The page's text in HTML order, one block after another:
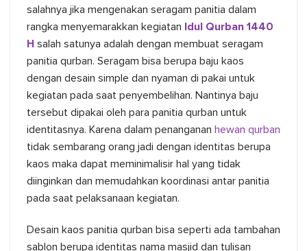
salahnya jika mengenakan seragam panitia dalam
rangka menyemarakkan kegiatan Idul Qurban 1440
H salah satunya adalah dengan membuat seragam
panitia qurban. Seragam bisa berupa baju kaos
dengan desain simple dan nyaman di pakai untuk
kegiatan pada saat penyembelihan. Nantinya baju
tersebut dipakai oleh para panitia qurban untuk
identitasnya. Karena dalam penanganan hewan qurban
tidak sembarang orang jadi dengan identitas berupa
kaos maka dapat meminimalisir hal yang tidak
diinginkan dan memudahkan koordinasi antar panitia
pada saat pelaksanaan kegiatan.
Desain kaos panitia qurban bisa seperti ada tambahan
sablon berupa identitas nama masjid dan tulisan